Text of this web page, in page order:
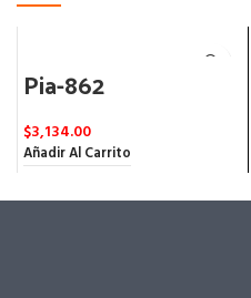
Pia-862
$3,134.00
Añadir Al Carrito